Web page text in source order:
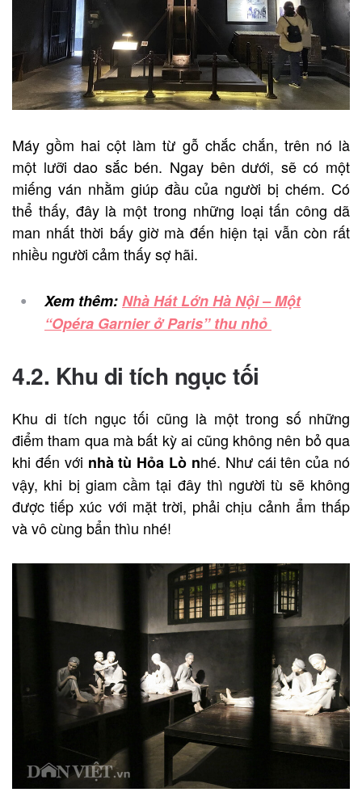
Máy gồm hai cột làm từ gỗ chắc chắn, trên nó là
một lưỡi dao sắc bén. Ngay bên dưới, sẽ có một
miếng ván nhằm giúp đầu của người bị chém. Có
thể thấy, đây là một trong những loại tấn công dã
man nhất thời bấy giờ mà đến hiện tại vẫn còn rất
nhiều người cảm thấy sợ hãi.
Xem thêm:Nhà Hát Lớn Hà Nội – Một
“Opéra Garnier ở Paris” thu nhỏ
4.2. Khu di tích ngục tối
Khu di tích ngục tối cũng là một trong số những
điểm tham qua mà bất kỳ ai cũng không nên bỏ qua
khi đến với nhà tù Hỏa Lò nhé. Như cái tên của nó
vậy, khi bị giam cầm tại đây thì người tù sẽ không
được tiếp xúc với mặt trời, phải chịu cảnh ẩm thấp
và vô cùng bẩn thìu nhé!